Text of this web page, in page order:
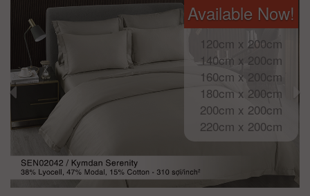
Available Now!
120cm x 200cm
140cm x 200cm
160cm x 200cm
180cm x 200cm
200cm x 200cm
220cm x 200cm